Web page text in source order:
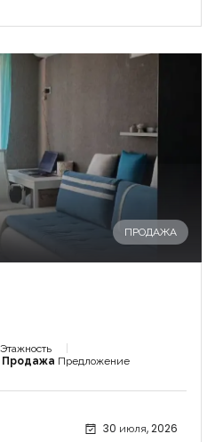
ПРОДАЖА
Этажность
Продажа Предложение
30 июля, 2026